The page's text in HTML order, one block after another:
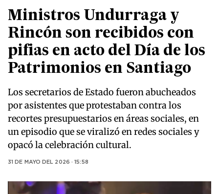
Ministros Undurraga y
Rincón son recibidos con
pifias en acto del Día de los
Patrimonios en Santiago
Los secretarios de Estado fueron abucheados
por asistentes que protestaban contra los
recortes presupuestarios en áreas sociales, en
un episodio que se viralizó en redes sociales y
opacó la celebración cultural.
31 DE MAYO DEL 2026 · 15:58